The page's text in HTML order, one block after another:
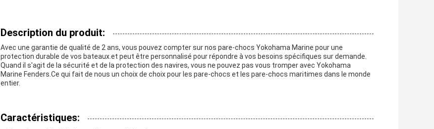
Description du produit:
Avec une garantie de qualité de 2 ans, vous pouvez compter sur nos pare-chocs Yokohama Marine pour une
protection durable de vos bateaux.et peut être personnalisé pour répondre à vos besoins spécifiques sur demande.
Quand il s'agit de la sécurité et de la protection des navires, vous ne pouvez pas vous tromper avec Yokohama
Marine Fenders.Ce qui fait de nous un choix de choix pour les pare-chocs et les pare-chocs maritimes dans le monde
entier.
Caractéristiques: